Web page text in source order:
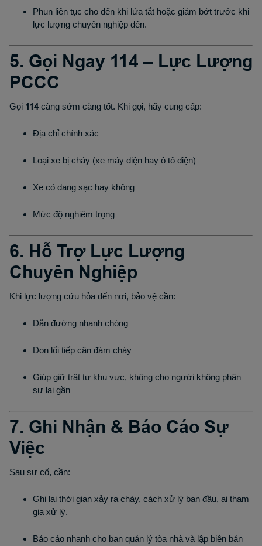
Phun liên tục cho đến khi lửa tắt hoặc giảm bớt trước khi
lực lượng chuyên nghiệp đến.
5. Gọi Ngay 114 – Lực Lượng
PCCC
Gọi 114 càng sớm càng tốt. Khi gọi, hãy cung cấp:
Địa chỉ chính xác
Loại xe bị cháy (xe máy điện hay ô tô điện)
Xe có đang sạc hay không
Mức độ nghiêm trọng
6. Hỗ Trợ Lực Lượng
Chuyên Nghiệp
Khi lực lượng cứu hỏa đến nơi, bảo vệ cần:
Dẫn đường nhanh chóng
Dọn lối tiếp cận đám cháy
Giúp giữ trật tự khu vực, không cho người không phận
sự lại gần
7. Ghi Nhận & Báo Cáo Sự
Việc
Sau sự cố, cần:
Ghi lại thời gian xảy ra cháy, cách xử lý ban đầu, ai tham
gia xử lý.
Báo cáo nhanh cho ban quản lý tòa nhà và lập biên bản